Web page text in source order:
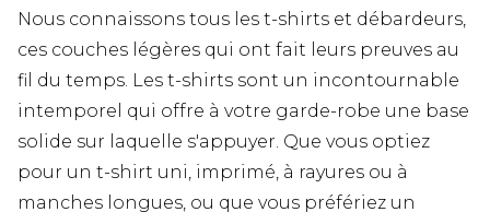
Nous connaissons tous les t-shirts et débardeurs,
ces couches légères qui ont fait leurs preuves au
fil du temps. Les t-shirts sont un incontournable
intemporel qui offre à votre garde-robe une base
solide sur laquelle s'appuyer. Que vous optiez
pour un t-shirt uni, imprimé, à rayures ou à
manches longues, ou que vous préfériez un